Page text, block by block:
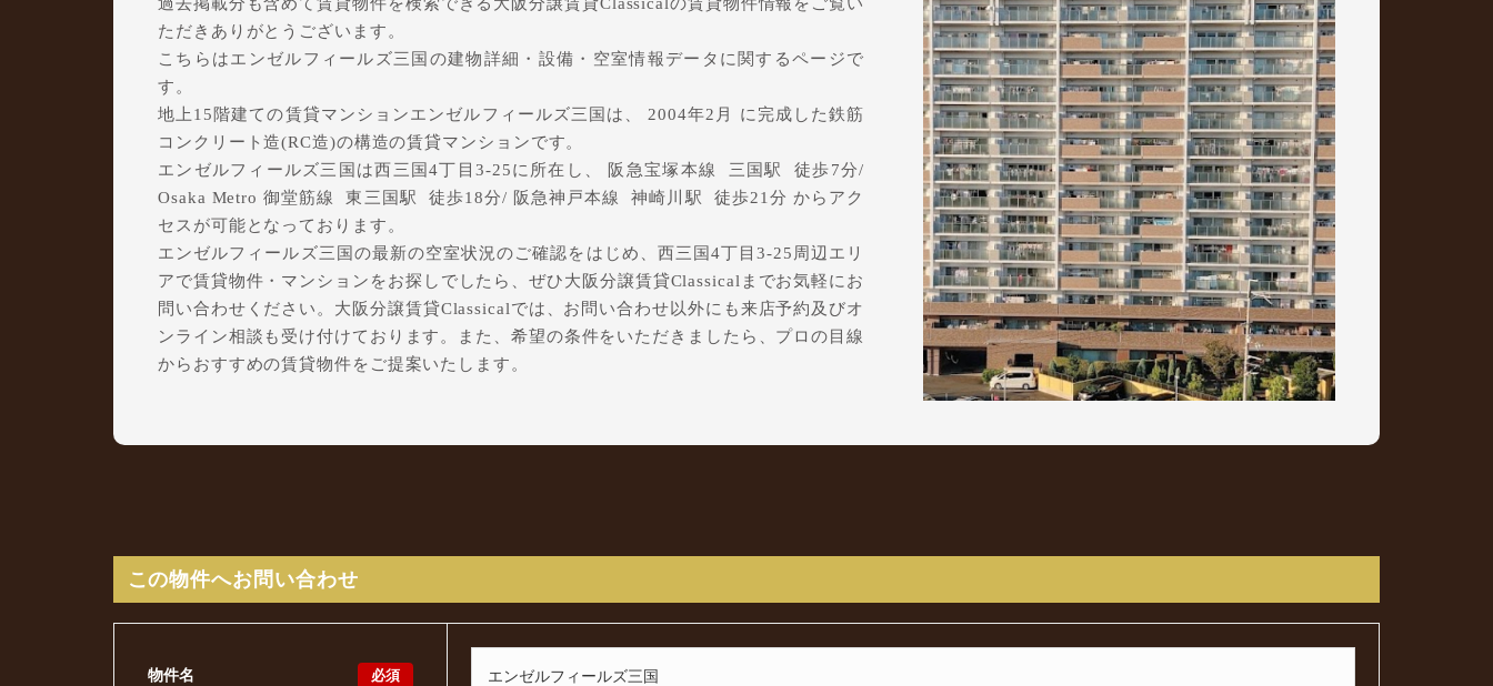
過去掲載分も含めて賃貸物件を検索できる大阪分譲賃貸Classicalの賃貸物件情報をご覧い
ただきありがとうございます。
こちらはエンゼルフィールズ三国の建物詳細・設備・空室情報データに関するページで
す。
地上15階建ての賃貸マンションエンゼルフィールズ三国は、 2004年2月 に完成した鉄筋
コンクリート造(RC造)の構造の賃貸マンションです。
エンゼルフィールズ三国は西三国4丁目3-25に所在し、 阪急宝塚本線 三国駅 徒歩7分/
Osaka Metro 御堂筋線 東三国駅 徒歩18分/ 阪急神戸本線 神崎川駅 徒歩21分 からアク
セスが可能となっております。
エンゼルフィールズ三国の最新の空室状況のご確認をはじめ、西三国4丁目3-25周辺エリ
アで賃貸物件・マンションをお探しでしたら、ぜひ大阪分譲賃貸Classicalまでお気軽にお
問い合わせください。大阪分譲賃貸Classicalでは、お問い合わせ以外にも来店予約及びオ
ンライン相談も受け付けております。また、希望の条件をいただきましたら、プロの目線
からおすすめの賃貸物件をご提案いたします。
この物件へお問い合わせ
必須
物件名